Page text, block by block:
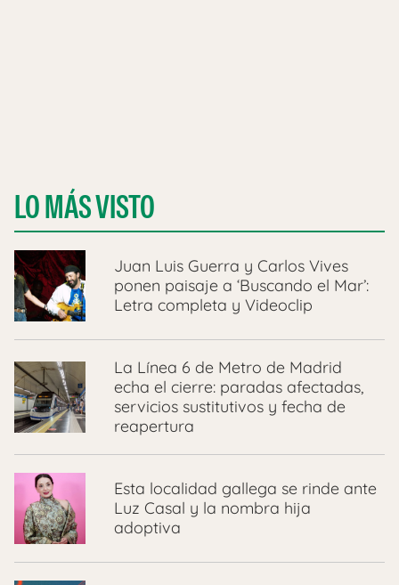
LO MÁS VISTO
Juan Luis Guerra y Carlos Vives
ponen paisaje a ‘Buscando el Mar’:
Letra completa y Videoclip
La Línea 6 de Metro de Madrid
echa el cierre: paradas afectadas,
servicios sustitutivos y fecha de
reapertura
Esta localidad gallega se rinde ante
Luz Casal y la nombra hija
adoptiva